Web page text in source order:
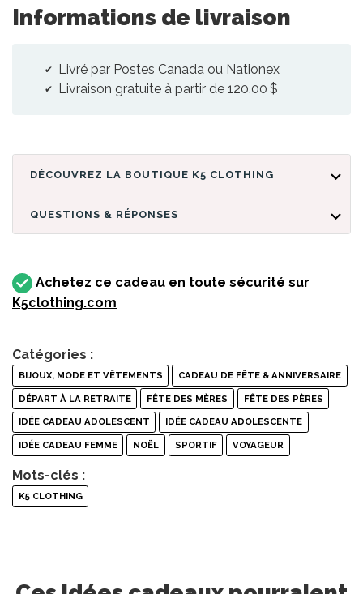
Informations de livraison
Livré par Postes Canada ou Nationex
Livraison gratuite à partir de 120,00 $
DÉCOUVREZ LA BOUTIQUE K5 CLOTHING
QUESTIONS & RÉPONSES
Achetez ce cadeau en toute sécurité sur
K5clothing.com
Catégories :
BIJOUX, MODE ET VÊTEMENTS CADEAU DE FÊTE & ANNIVERSAIRE
DÉPART À LA RETRAITE FÊTE DES MÈRES FÊTE DES PÈRES
IDÉE CADEAU ADOLESCENT IDÉE CADEAU ADOLESCENTE
IDÉE CADEAU FEMME NOËL SPORTIF VOYAGEUR
Mots-clés :
K5 CLOTHING